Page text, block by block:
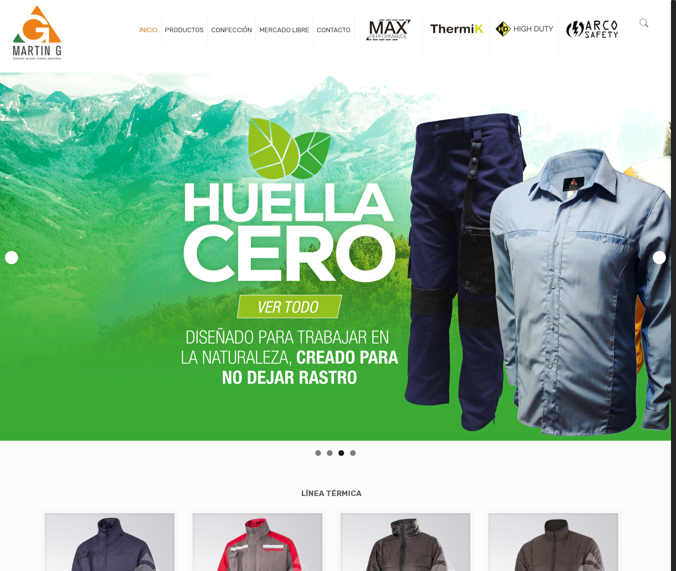
INICIO PRODUCTOS CONFECCIÓN MERCADO LIBRE CONTACTO
LÍNEA TÉRMICA